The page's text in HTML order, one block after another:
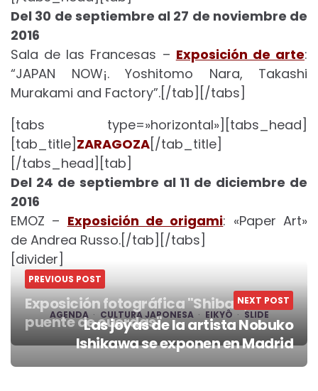
Del 30 de septiembre al 27 de noviembre de
2016
Sala de las Francesas – Exposición de arte:
“JAPAN NOW¡. Yoshitomo Nara, Takashi
Murakami and Factory”.[/tab][/tabs]
[tabs type=»horizontal»][tabs_head]
[tab_title] ZARAGOZA[/tab_title]
[/tabs_head][tab]
Del 24 de septiembre al 11 de diciembre de
2016
EMOZ – Exposición de origami: «Paper Art»
de Andrea Russo.[/tab][/tabs]
[divider]
AGENDA CULTURA JAPONESA EIKYÔ SLIDE
Post
navigation
PREVIOUS POST
Exposición fotográfica "Shibari, un
puente de cuerdas"
NEXT POST
Las joyas de la artista Nobuko
Ishikawa se exponen en Madrid